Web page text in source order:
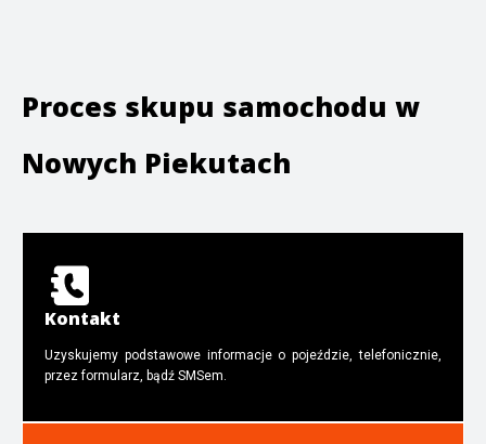
Proces skupu samochodu w
Nowych Piekutach
Kontakt
Uzyskujemy podstawowe informacje o pojeździe, telefonicznie,
przez formularz, bądź SMSem.